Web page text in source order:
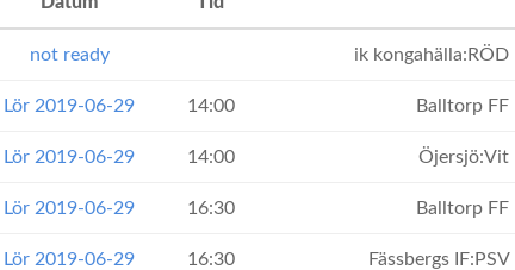
not ready ik kongahälla:RÖD
Lör 2019-06-29 14:00 Balltorp FF
Lör 2019-06-29 14:00 Öjersjö:Vit
Lör 2019-06-29 16:30 Balltorp FF
Lör 2019-06-29 16:30 Fässbergs IF:PSV